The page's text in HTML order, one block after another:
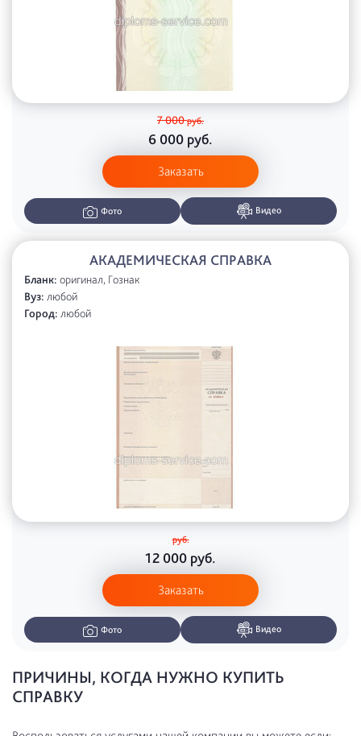
7 000руб.
6 000 руб.
Заказать
Фото Видео
АКАДЕМИЧЕСКАЯ СПРАВКА
Бланк: оригинал, Гознак
Вуз: любой
Город: любой
руб.
12 000 руб.
Заказать
Фото Видео
ПРИЧИНЫ, КОГДА НУЖНО КУПИТЬ
СПРАВКУ